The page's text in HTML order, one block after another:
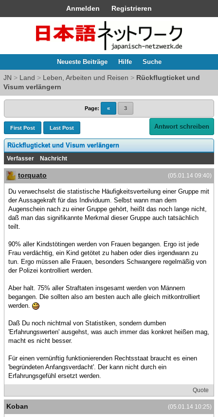
Anmelden Registrieren
Neueste Beiträge Hilfe Suche
JN > Land > Leben, Arbeiten und Reisen > Rückflugticket und
Visum verlängern
Page: « 3
First Post Last Post Antwort schreiben
Rückflugticket und Visum verlängern
Verfasser Nachricht
(05.01.14 09:40)
torquato
Du verwechselst die statistische Häufigkeitsverteilung einer Gruppe mit
der Aussagekraft für das Individuum. Selbst wann man dem
Augenschein nach zu einer Gruppe gehört, heißt das noch lange nicht,
daß man das signifikannte Merkmal dieser Gruppe auch tatsächlich
teilt.
90% aller Kindstötingen werden von Frauen begangen. Ergo ist jede
Frau verdächtig, ein Kind getötet zu haben oder dies irgendwann zu
tun. Ergo müssen alle Frauen, besonders Schwangere regelmäßig von
der Polizei kontrolliert werden.
Aber halt. 75% aller Straftaten insgesamt werden von Männern
begangen. Die sollten also am besten auch alle gleich mitkontrolliert
werden.
Daß Du noch nichtmal von Statistiken, sondern dumben
'Erfahrungswerten' ausgehst, was auch immer das konkret heißen mag,
macht es nicht besser.
Für einen vernünftig funktionierenden Rechtsstaat braucht es einen
'begründeten Anfangsverdacht'. Der kann nicht durch ein
Erfahrungsgefühl ersetzt werden.
Quote
(05.01.14 10:25)
Koban